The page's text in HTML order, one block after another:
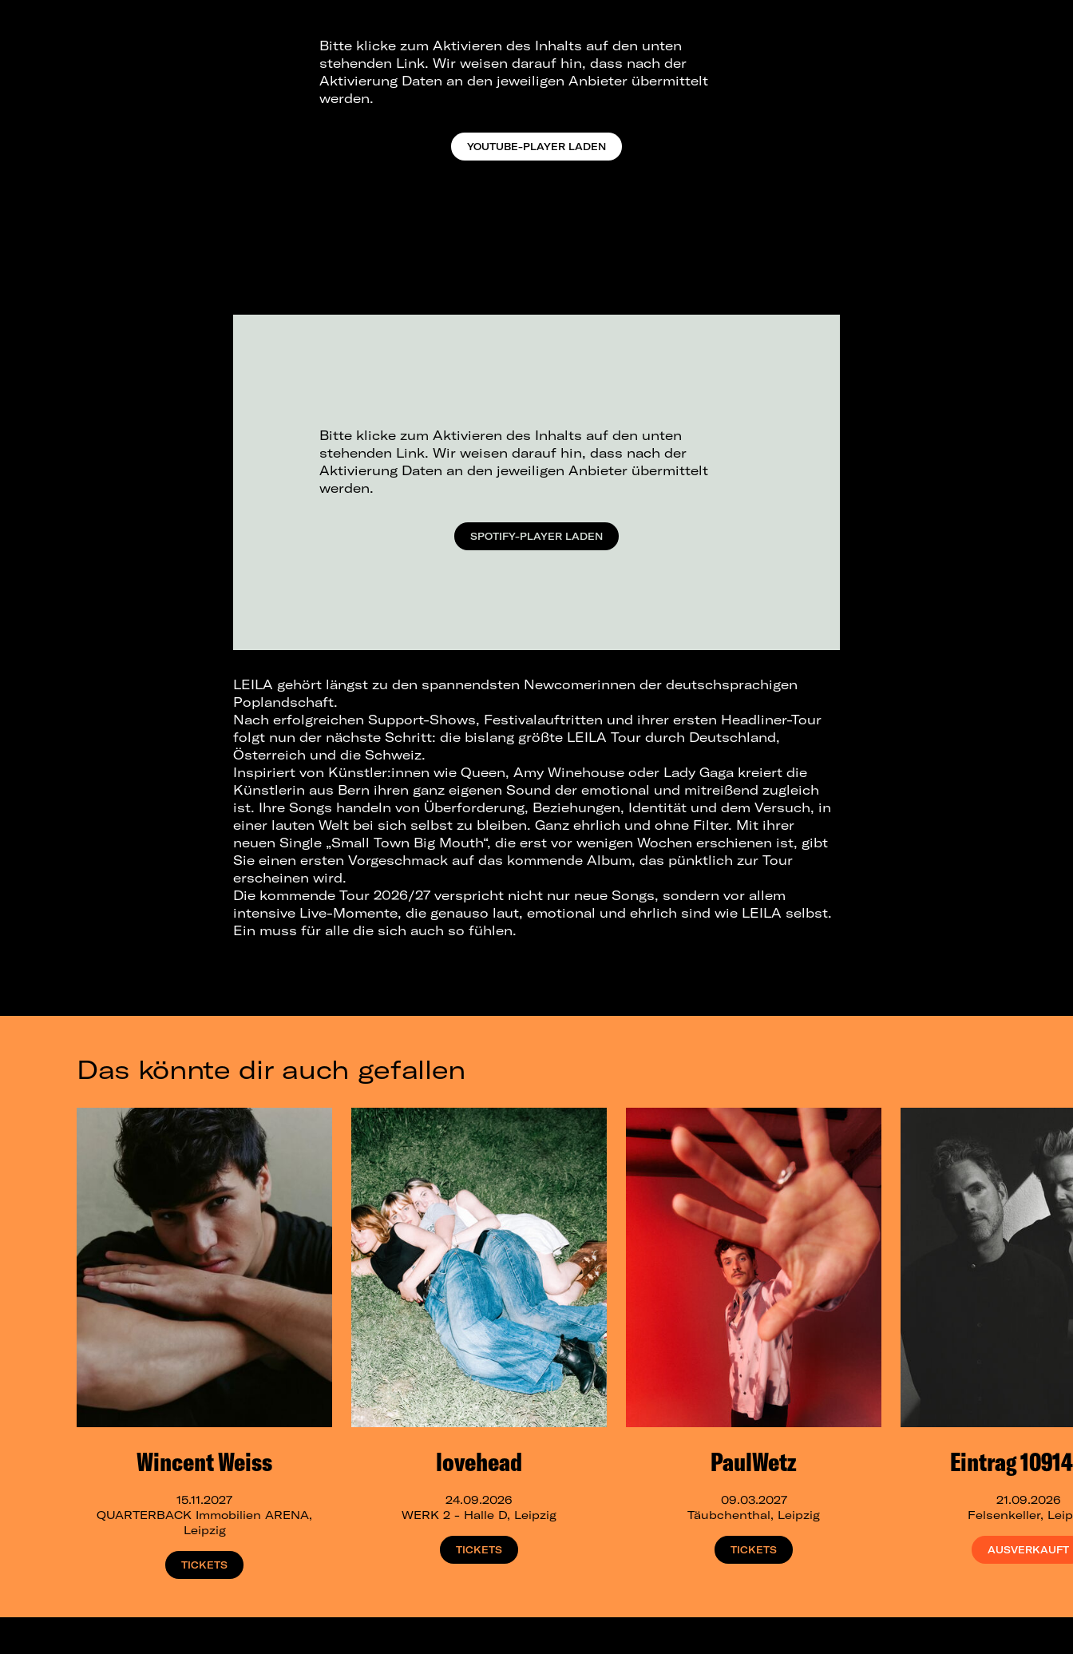
Bitte klicke zum Aktivieren des Inhalts auf den unten
stehenden Link. Wir weisen darauf hin, dass nach der
Aktivierung Daten an den jeweiligen Anbieter übermittelt
werden.
YOUTUBE-PLAYER LADEN
Bitte klicke zum Aktivieren des Inhalts auf den unten
stehenden Link. Wir weisen darauf hin, dass nach der
Aktivierung Daten an den jeweiligen Anbieter übermittelt
werden.
SPOTIFY-PLAYER LADEN
LEILA gehört längst zu den spannendsten Newcomerinnen der deutschsprachigen
Poplandschaft.
Nach erfolgreichen Support-Shows, Festivalauftritten und ihrer ersten Headliner-Tour
folgt nun der nächste Schritt: die bislang größte LEILA Tour durch Deutschland,
Österreich und die Schweiz.
Inspiriert von Künstler:innen wie Queen, Amy Winehouse oder Lady Gaga kreiert die
Künstlerin aus Bern ihren ganz eigenen Sound der emotional und mitreißend zugleich
ist. Ihre Songs handeln von Überforderung, Beziehungen, Identität und dem Versuch, in
einer lauten Welt bei sich selbst zu bleiben. Ganz ehrlich und ohne Filter. Mit ihrer
neuen Single „Small Town Big Mouth“, die erst vor wenigen Wochen erschienen ist, gibt
Sie einen ersten Vorgeschmack auf das kommende Album, das pünktlich zur Tour
erscheinen wird.
Die kommende Tour 2026/27 verspricht nicht nur neue Songs, sondern vor allem
intensive Live-Momente, die genauso laut, emotional und ehrlich sind wie LEILA selbst.
Ein muss für alle die sich auch so fühlen.
Das könnte dir auch gefallen
Wincent Weiss
15.11.2027
QUARTERBACK Immobilien ARENA,
Leipzig
TICKETS
lovehead
24.09.2026
WERK 2 - Halle D, Leipzig
TICKETS
PaulWetz
09.03.2027
Täubchenthal, Leipzig
TICKETS
Eintrag
21.09.2026
Felsenkeller,
AUSVERKAUFT